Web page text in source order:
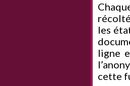
les
ligne
cette